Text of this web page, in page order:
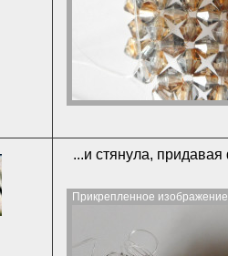
...и стянула,
Прикрепленное